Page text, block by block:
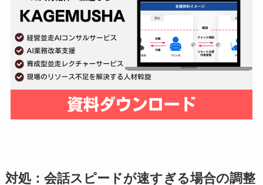
対処：会話スピードが速すぎる場合の調整